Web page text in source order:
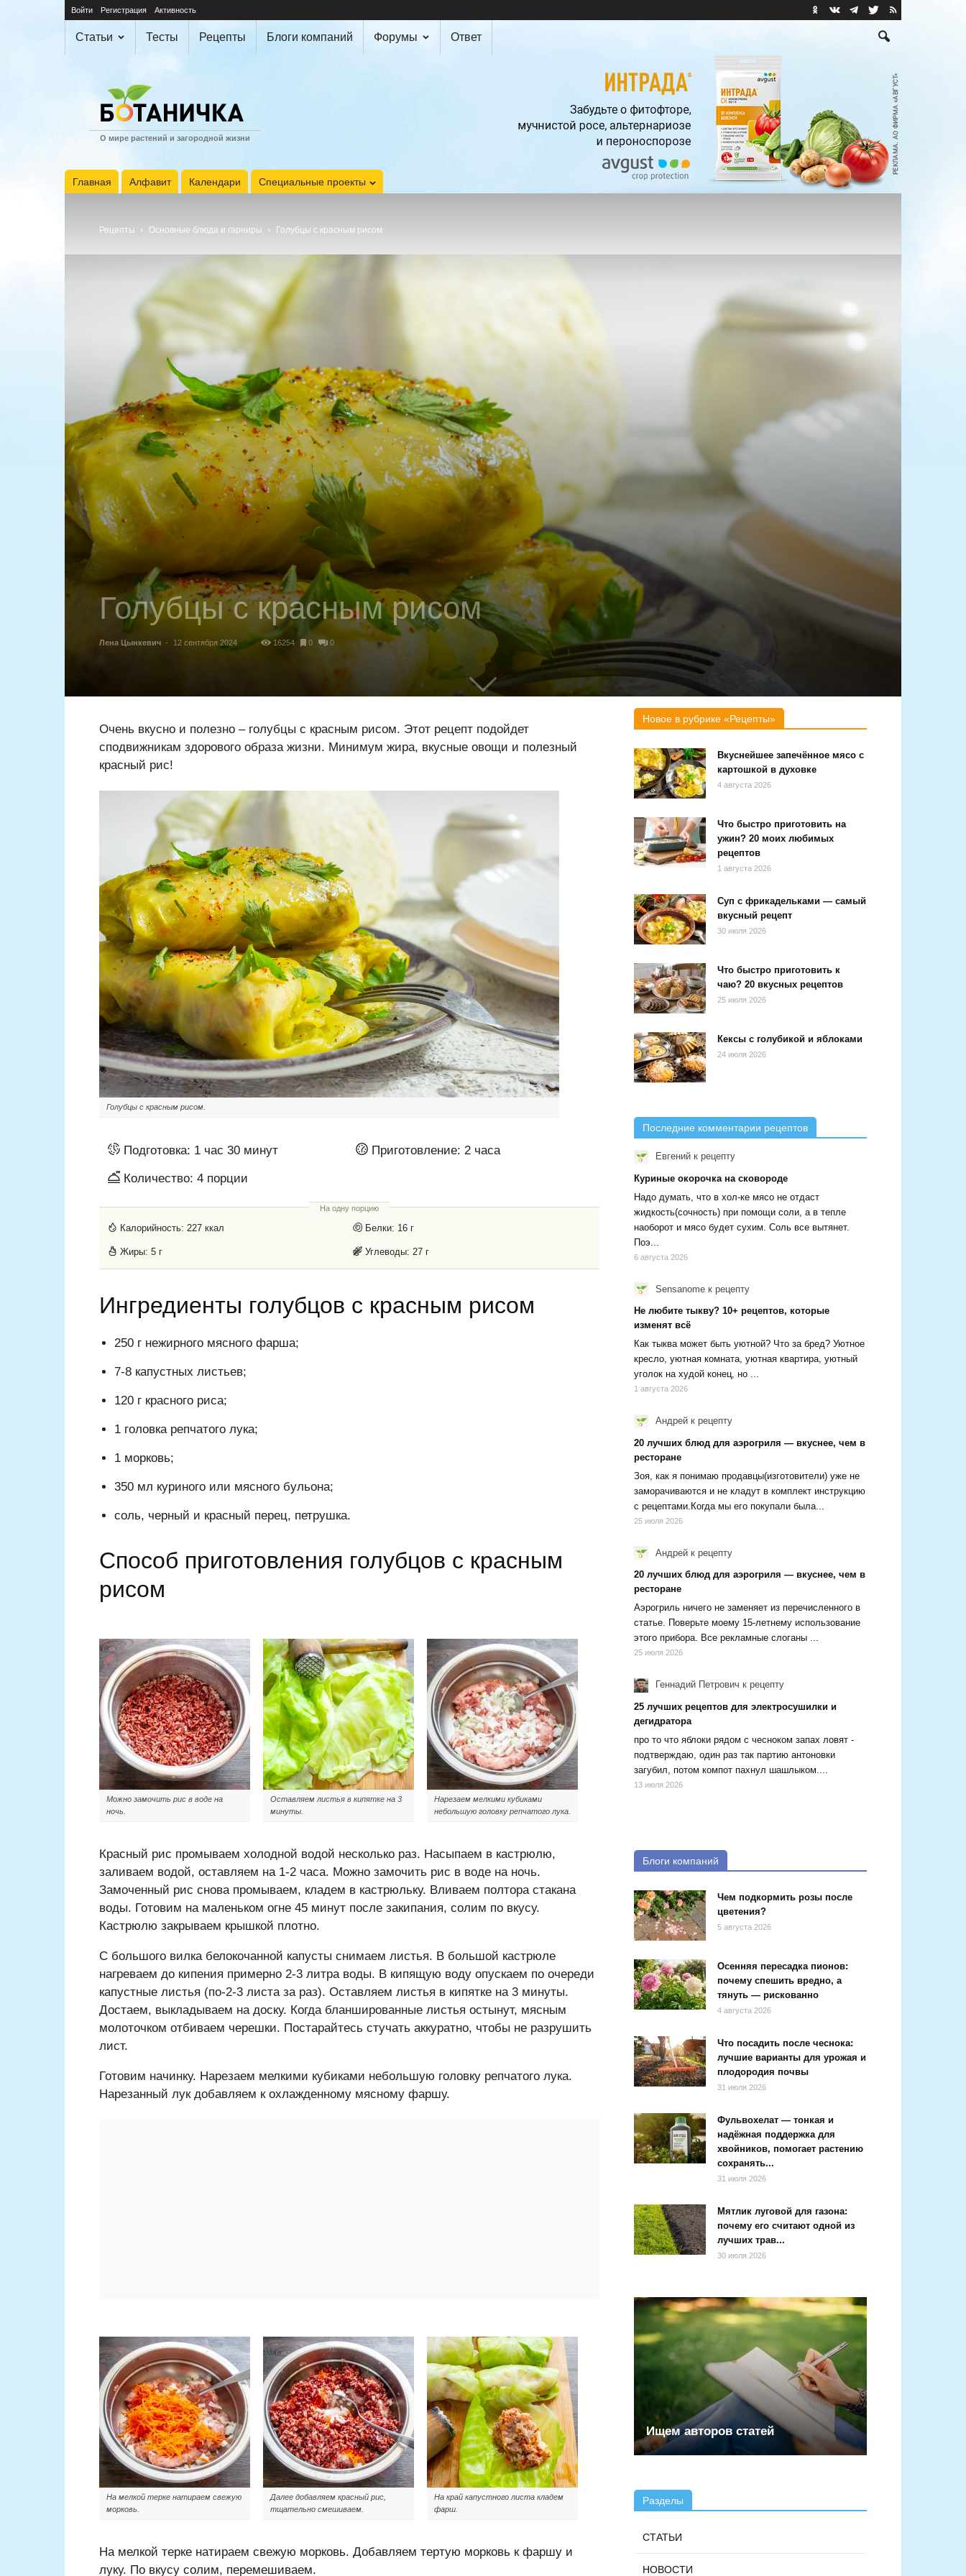
Войти Регистрация Активность
Статьи Тесты Рецепты Блоги компаний Форумы Ответ
О мире растений и загородной жизни
Главная Алфавит Календари Специальные проекты
Рецепты Основные блюда и гарниры Голубцы с красным рисом
Голубцы с красным рисом
Лена Цынкевич - 12 сентября 2024 16254 0 0
Очень вкусно и полезно – голубцы с красным рисом. Этот рецепт подойдет
сподвижникам здорового образа жизни. Минимум жира, вкусные овощи и полезный
красный рис!
Голубцы с красным рисом.
Подготовка: 1 час 30 минут Приготовление: 2 часа
Количество: 4 порции
На одну порцию
Калорийность: 227 ккал Белки: 16 г
Жиры: 5 г Углеводы: 27 г
Ингредиенты голубцов с красным рисом
250 г нежирного мясного фарша;
7-8 капустных листьев;
120 г красного риса;
1 головка репчатого лука;
1 морковь;
350 мл куриного или мясного бульона;
соль, черный и красный перец, петрушка.
Способ приготовления голубцов с красным
рисом
Можно замочить рис в воде на
ночь.
Оставляем листья в кипятке на 3
минуты.
Нарезаем мелкими кубиками
небольшую головку репчатого лука.
Красный рис промываем холодной водой несколько раз. Насыпаем в кастрюлю,
заливаем водой, оставляем на 1-2 часа. Можно замочить рис в воде на ночь.
Замоченный рис снова промываем, кладем в кастрюльку. Вливаем полтора стакана
воды. Готовим на маленьком огне 45 минут после закипания, солим по вкусу.
Кастрюлю закрываем крышкой плотно.
С большого вилка белокочанной капусты снимаем листья. В большой кастрюле
нагреваем до кипения примерно 2-3 литра воды. В кипящую воду опускаем по очереди
капустные листья (по-2-3 листа за раз). Оставляем листья в кипятке на 3 минуты.
Достаем, выкладываем на доску. Когда бланшированные листья остынут, мясным
молоточком отбиваем черешки. Постарайтесь стучать аккуратно, чтобы не разрушить
лист.
Готовим начинку. Нарезаем мелкими кубиками небольшую головку репчатого лука.
Нарезанный лук добавляем к охлажденному мясному фаршу.
На мелкой терке натираем свежую
морковь.
Далее добавляем красный рис,
тщательно смешиваем.
На край капустного листа кладем
фарш.
На мелкой терке натираем свежую морковь. Добавляем тертую морковь к фаршу и
луку. По вкусу солим, перемешиваем.
Новое в рубрике «Рецепты»
Вкуснейшее запечённое мясо с
картошкой в духовке
4 августа 2026
Что быстро приготовить на
ужин? 20 моих любимых
рецептов
1 августа 2026
Суп с фрикадельками — самый
вкусный рецепт
30 июля 2026
Что быстро приготовить к
чаю? 20 вкусных рецептов
25 июля 2026
Кексы с голубикой и яблоками
24 июля 2026
Последние комментарии рецептов
Евгений к рецепту
Куриные окорочка на сковороде
Надо думать, что в хол-ке мясо не отдаст
жидкость(сочность) при помощи соли, а в тепле
наоборот и мясо будет сухим. Соль все вытянет.
Поэ...
6 августа 2026
Sensanome к рецепту
Не любите тыкву? 10+ рецептов, которые
изменят всё
Как тыква может быть уютной? Что за бред? Уютное
кресло, уютная комната, уютная квартира, уютный
уголок на худой конец, но ...
1 августа 2026
Андрей к рецепту
20 лучших блюд для аэрогриля — вкуснее, чем в
ресторане
Зоя, как я понимаю продавцы(изготовители) уже не
заморачиваются и не кладут в комплект инструкцию
с рецептами.Когда мы его покупали была...
25 июля 2026
Андрей к рецепту
20 лучших блюд для аэрогриля — вкуснее, чем в
ресторане
Аэрогриль ничего не заменяет из перечисленного в
статье. Поверьте моему 15-летнему использование
этого прибора. Все рекламные слоганы ...
25 июля 2026
Геннадий Петрович к рецепту
25 лучших рецептов для электросушилки и
дегидратора
про то что яблоки рядом с чесноком запах ловят -
подтверждаю, один раз так партию антоновки
загубил, потом компот пахнул шашлыком....
13 июля 2026
Блоги компаний
Чем подкормить розы после
цветения?
5 августа 2026
Осенняя пересадка пионов:
почему спешить вредно, а
тянуть — рискованно
4 августа 2026
Что посадить после чеснока:
лучшие варианты для урожая и
плодородия почвы
31 июля 2026
Фульвохелат — тонкая и
надёжная поддержка для
хвойников, помогает растению
сохранять...
31 июля 2026
Мятлик луговой для газона:
почему его считают одной из
лучших трав...
30 июля 2026
Ищем авторов статей
Разделы
СТАТЬИ
НОВОСТИ